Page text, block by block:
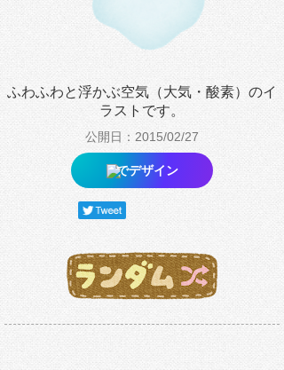
ふわふわと浮かぶ空気（大気・酸素）のイ
ラストです。
公開日：2015/02/27
でデザイン